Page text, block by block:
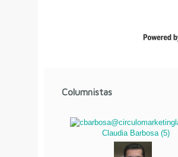
Columnistas
Claudia Barbosa (5)